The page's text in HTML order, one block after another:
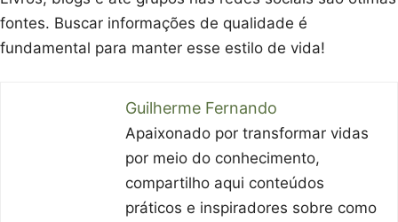
fontes. Buscar informações de qualidade é
fundamental para manter esse estilo de vida!
Guilherme Fernando
Apaixonado por transformar vidas
por meio do conhecimento,
compartilho aqui conteúdos
práticos e inspiradores sobre como